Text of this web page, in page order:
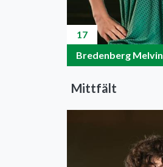
17
Bredenberg Melvin
Mittfält